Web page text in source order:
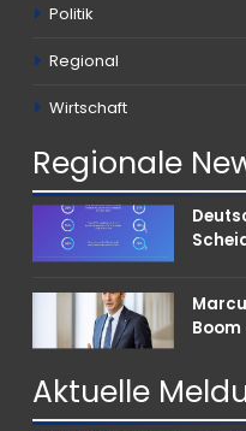
Politik
Regional
Wirtschaft
Regionale
Aktuelle